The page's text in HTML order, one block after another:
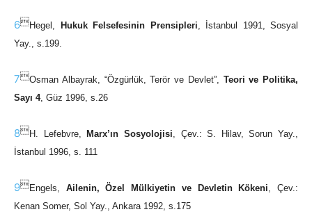
6Hegel, Hukuk Felsefesinin Prensipleri, İstanbul 1991, Sosyal
Yay., s.199.
7Osman Albayrak, “Özgürlük, Terör ve Devlet”, Teori ve Politika,
Sayı 4, Güz 1996, s.26
8H. Lefebvre, Marx’ın Sosyolojisi, Çev.: S. Hilav, Sorun Yay.,
İstanbul 1996, s. 111
9Engels, Ailenin, Özel Mülkiyetin ve Devletin Kökeni, Çev.:
Kenan Somer, Sol Yay., Ankara 1992, s.175